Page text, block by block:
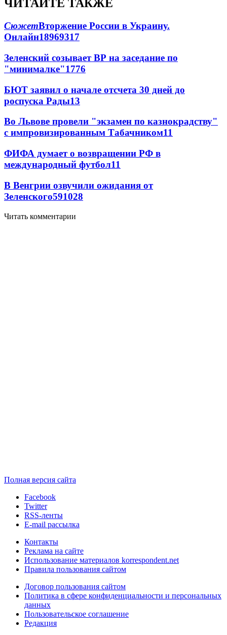
ЧИТАЙТЕ ТАКЖЕ
СюжетВторжение России в Украину.
Онлайн18969317
Зеленский созывает ВР на заседание по
"минималке"1776
БЮТ заявил о начале отсчета 30 дней до
роспуска Рады13
Во Львове провели "экзамен по казнокрадству"
с импровизированным Табачником11
ФИФА думает о возвращении РФ в
международный футбол11
В Венгрии озвучили ожидания от
Зеленского591028
Читать комментарии
Полная версия сайта
Facebook
Twitter
RSS-ленты
E-mail рассылка
Контакты
Реклама на сайте
Использование материалов korrespondent.net
Правила пользования сайтом
Договор пользования сайтом
Политика в сфере конфиденциальности и персональных
данных
Пользовательское соглашение
Редакция